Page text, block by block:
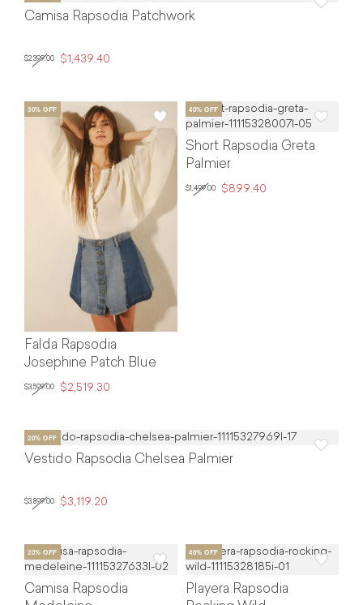
Camisa Rapsodia Patchwork
$2,399.00 $1,439.40
Falda Rapsodia
Josephine Patch Blue
$3,599.00 $2,519.30
Short Rapsodia Greta
Palmier
$1,499.00 $899.40
Vestido Rapsodia Chelsea Palmier
$3,899.00 $3,119.20
Camisa Rapsodia
Playera Rapsodia